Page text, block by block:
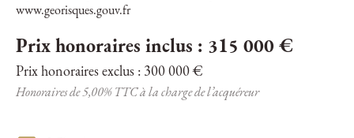
www.georisques.gouv.fr
Prix honoraires inclus : 315 000 €
Prix honoraires exclus : 300 000 €
Honoraires de 5,00% TTC à la charge de l’acquéreur